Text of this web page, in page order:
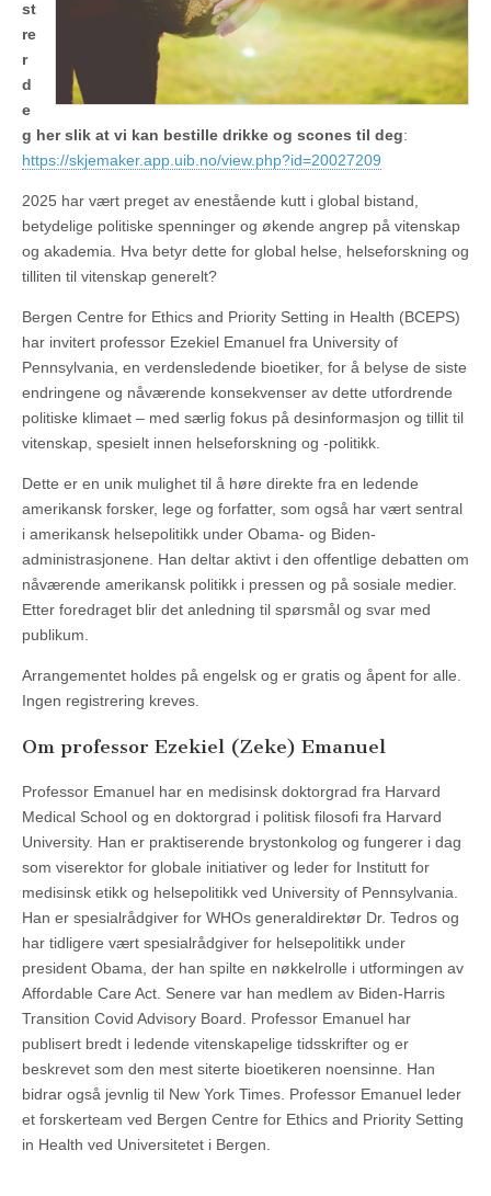
st
re
r
d
e
g her slik at vi kan bestille drikke og scones til deg:
https://skjemaker.app.uib.no/view.php?id=20027209
2025 har vært preget av enestående kutt i global bistand,
betydelige politiske spenninger og økende angrep på vitenskap
og akademia. Hva betyr dette for global helse, helseforskning og
tilliten til vitenskap generelt?
Bergen Centre for Ethics and Priority Setting in Health (BCEPS)
har invitert professor Ezekiel Emanuel fra University of
Pennsylvania, en verdensledende bioetiker, for å belyse de siste
endringene og nåværende konsekvenser av dette utfordrende
politiske klimaet – med særlig fokus på desinformasjon og tillit til
vitenskap, spesielt innen helseforskning og -politikk.
Dette er en unik mulighet til å høre direkte fra en ledende
amerikansk forsker, lege og forfatter, som også har vært sentral
i amerikansk helsepolitikk under Obama- og Biden-
administrasjonene. Han deltar aktivt i den offentlige debatten om
nåværende amerikansk politikk i pressen og på sosiale medier.
Etter foredraget blir det anledning til spørsmål og svar med
publikum.
Arrangementet holdes på engelsk og er gratis og åpent for alle.
Ingen registrering kreves.
Om professor Ezekiel (Zeke) Emanuel
Professor Emanuel har en medisinsk doktorgrad fra Harvard
Medical School og en doktorgrad i politisk filosofi fra Harvard
University. Han er praktiserende brystonkolog og fungerer i dag
som viserektor for globale initiativer og leder for Institutt for
medisinsk etikk og helsepolitikk ved University of Pennsylvania.
Han er spesialrådgiver for WHOs generaldirektør Dr. Tedros og
har tidligere vært spesialrådgiver for helsepolitikk under
president Obama, der han spilte en nøkkelrolle i utformingen av
Affordable Care Act. Senere var han medlem av Biden-Harris
Transition Covid Advisory Board. Professor Emanuel har
publisert bredt i ledende vitenskapelige tidsskrifter og er
beskrevet som den mest siterte bioetikeren noensinne. Han
bidrar også jevnlig til New York Times. Professor Emanuel leder
et forskerteam ved Bergen Centre for Ethics and Priority Setting
in Health ved Universitetet i Bergen.